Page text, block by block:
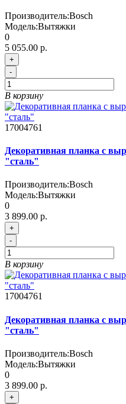
Производитель:Bosch
Модель:Вытяжки
0
5 055.00 р.
+
-
В корзину
17004761
Декоративная планка с
"сталь"
Производитель:Bosch
Модель:Вытяжки
0
3 899.00 р.
+
-
В корзину
17004761
Декоративная планка с
"сталь"
Производитель:Bosch
Модель:Вытяжки
0
3 899.00 р.
+